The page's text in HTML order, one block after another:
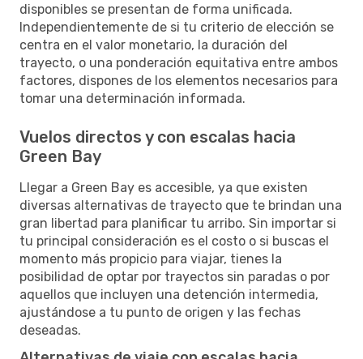
disponibles se presentan de forma unificada.
Independientemente de si tu criterio de elección se
centra en el valor monetario, la duración del
trayecto, o una ponderación equitativa entre ambos
factores, dispones de los elementos necesarios para
tomar una determinación informada.
Vuelos directos y con escalas hacia
Green Bay
Llegar a Green Bay es accesible, ya que existen
diversas alternativas de trayecto que te brindan una
gran libertad para planificar tu arribo. Sin importar si
tu principal consideración es el costo o si buscas el
momento más propicio para viajar, tienes la
posibilidad de optar por trayectos sin paradas o por
aquellos que incluyen una detención intermedia,
ajustándose a tu punto de origen y las fechas
deseadas.